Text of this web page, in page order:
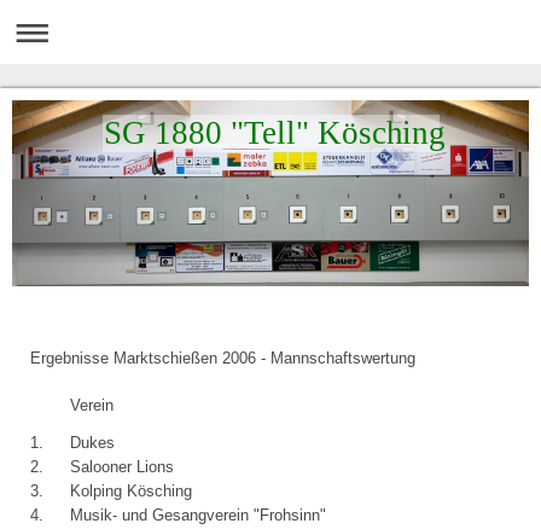
SG 1880 "Tell" Kösching
Ergebnisse Marktschießen 2006 - Mannschaftswertung
Verein
1.
Dukes
2.
Salooner Lions
3.
Kolping Kösching
4.
Musik- und Gesangverein "Frohsinn"